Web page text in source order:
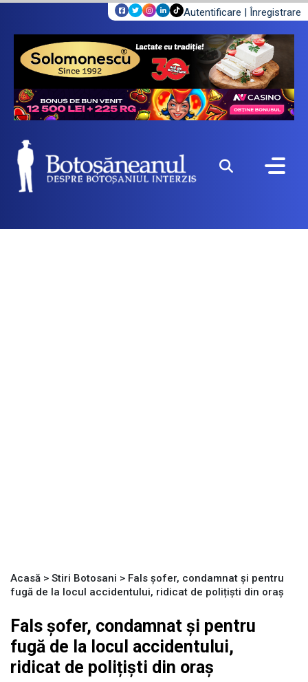
Autentificare | Înregistrare
Acasă > Stiri Botosani > Fals șofer, condamnat și pentru
fugă de la locul accidentului, ridicat de polițiști din oraș
Fals șofer, condamnat și pentru
fugă de la locul accidentului,
ridicat de polițiști din oraș